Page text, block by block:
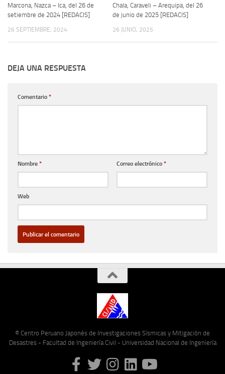
Marcona, Nazca – Ica, del 26 de
setiembre de 2024 [REDACIS]
26 SEPTIEMBRE, 2024
Chala, Caraveli – Arequipa, del 26
de junio de 2025 [REDACIS]
26 JUNIO, 2025
DEJA UNA RESPUESTA
Comentario *
Nombre * Correo electrónico *
Web
© Centro Peruano Japonés de Investigaciones Sísmicas y Mitigación de
Desastres - Facultad de Ingeniería Civil - Universidad Nacional de Ingeniería